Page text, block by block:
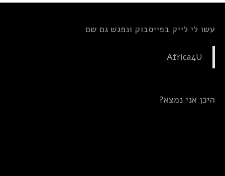
עשו לי לייק בפייסבוק ונפגש גם שם
Africa4U
היכן אני נמצא?